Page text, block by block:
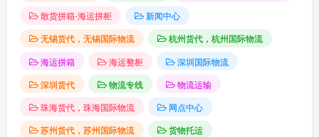
散货拼箱-海运拼柜
新闻中心
无锡货代，无锡国际物流
杭州货代，杭州国际物流
海运拼箱
海运整柜
深圳国际物流
深圳货代
物流专线
物流运输
珠海货代，珠海国际物流
网点中心
苏州货代，苏州国际物流
货物托运